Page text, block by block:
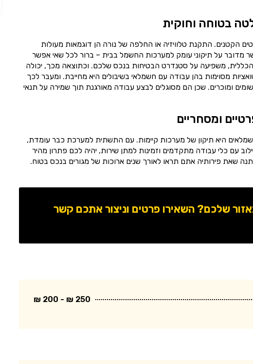
בטוחה וחוקית
הקטנים. התקנת טלוויזיה או החלפה של נורה הן דוגמאות מעולות
מדובר על תיקוני עומק למערכות החשמל בבית – ברור לכל שאי אפשר
משפיעה על סטנדרט הבטיחות בנכס שלכם. וכתוצאה מכך, יכולה
מסוימות בהן עבודה עם חשמלאי בשיבולים היא מחייבת. ומעבר לכך
ומוכרים. שכן הם מסוגלים לבצע עבודה מאורגנת תוך שמירה על תנאי
ומסחריים
היא תיקון של מערכות קיימות. עם התשתית למערכת כבר עומדת,
עם כלי עבודה מתקדמים וזמינות למתן שירות, יהיה לכם פתרון מהיר
שאת פירותיה אתם תראו לאורך שנים ארוכות של מגורים בנכס בטוח.
שלכם? השאירו פרטים וניצור אתכם קשר
250 ₪ - 200 ₪